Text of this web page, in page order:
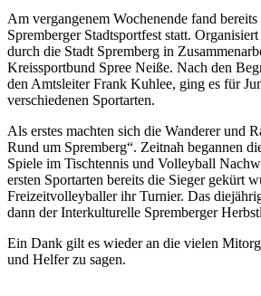
Am vergangenem Wochenende fand
Spremberger Stadtsportfest statt.
durch die Stadt Spremberg in
Kreissportbund Spree Neiße. Nach den
den Amtsleiter Frank Kuhlee, ging es für
verschiedenen Sportarten.
Als erstes machten sich die Wanderer und
Rund um Spremberg“. Zeitnah begannen
Spiele im Tischtennis und Volleyball
ersten Sportarten bereits die Sieger gekürt
Freizeitvolleyballer ihr Turnier. Das
dann der Interkulturelle Spremberger
Ein Dank gilt es wieder an die vielen
und Helfer zu sagen.